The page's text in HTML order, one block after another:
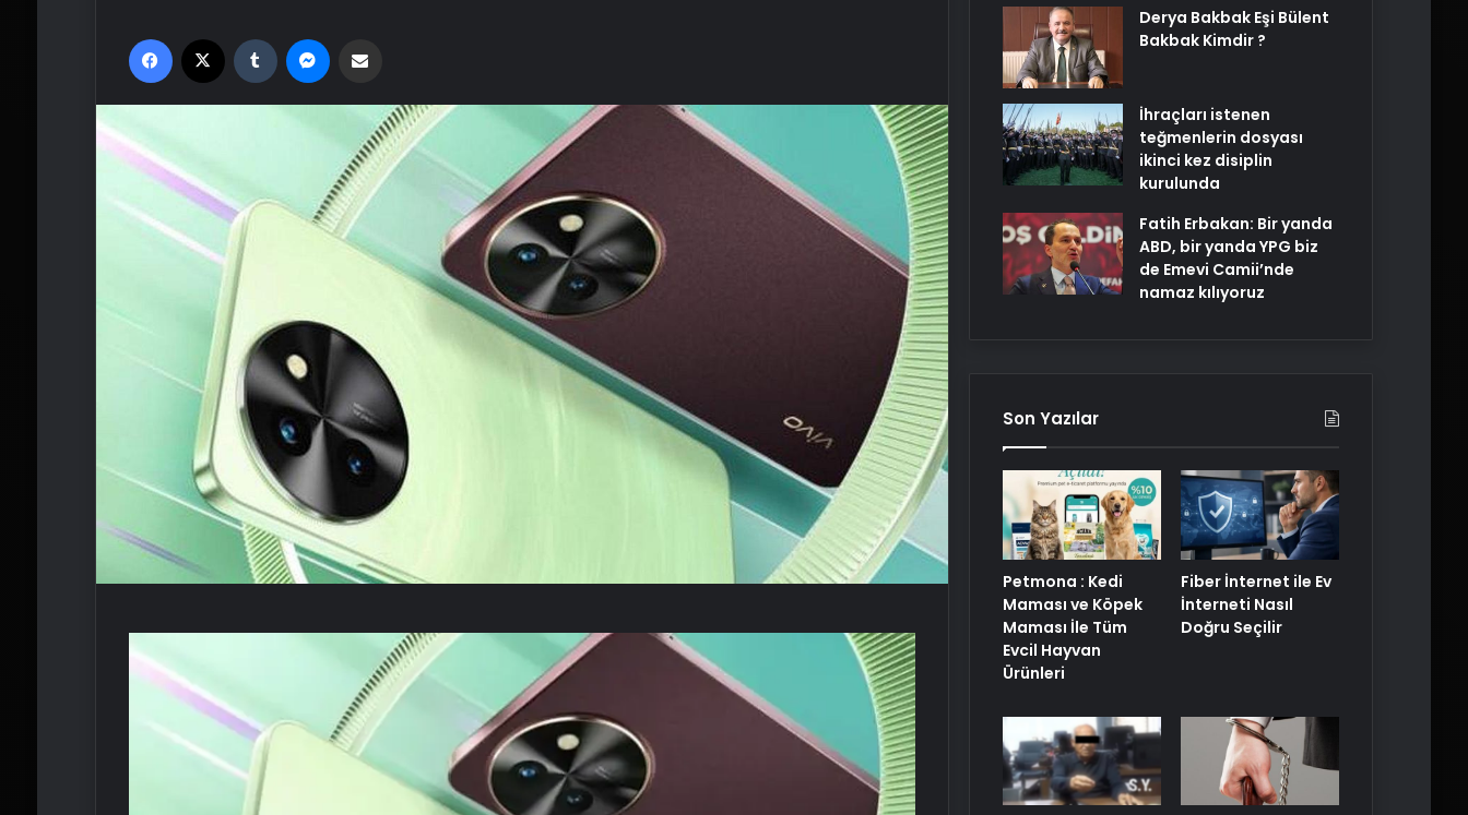
Facebook Tumblr
Derya Bakbak Eşi Bülent
Bakbak Kimdir ?
İhraçları istenen
teğmenlerin dosyası
ikinci kez disiplin
kurulunda
Fatih Erbakan: Bir yanda
ABD, bir yanda YPG biz
de Emevi Camii’nde
namaz kılıyoruz
Son Yazılar
Petmona : Kedi
Maması ve Köpek
Maması İle Tüm
Evcil Hayvan
Ürünleri
Fiber İnternet ile Ev
İnterneti Nasıl
Doğru Seçilir